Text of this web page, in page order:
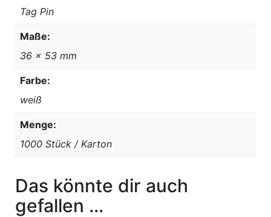
Tag Pin
Maße:
36 x 53 mm
Farbe:
weiß
Menge:
1000 Stück / Karton
Das könnte dir auch
gefallen …